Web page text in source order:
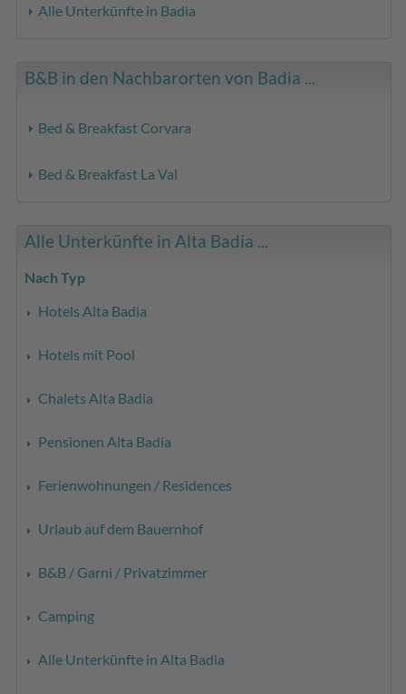
Alle Unterkünfte in Badia
B&B in den Nachbarorten von Badia ...
Bed & Breakfast Corvara
Bed & Breakfast La Val
Alle Unterkünfte in Alta Badia ...
Nach Typ
Hotels Alta Badia
Hotels mit Pool
Chalets Alta Badia
Pensionen Alta Badia
Ferienwohnungen / Residences
Urlaub auf dem Bauernhof
B&B / Garni / Privatzimmer
Camping
Alle Unterkünfte in Alta Badia